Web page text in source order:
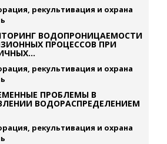
рекультивация и охрана
ВОДОПРОНИЦАЕМОСТИ
ПРОЦЕССОВ ПРИ
рекультивация и охрана
ПРОБЛЕМЫ В
ВОДОРАСПРЕДЕЛЕНИЕМ
рекультивация и охрана